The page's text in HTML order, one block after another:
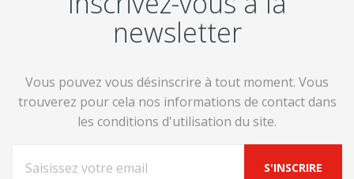
newsletter
Vous pouvez vous désinscrire à tout moment. Vous
trouverez pour cela nos informations de contact dans
les conditions d'utilisation du site.